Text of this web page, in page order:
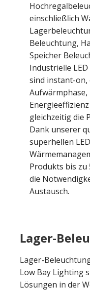
einschließlich
Beleuchtung,
Speicher
Industrielle
sind instant-on,
gleichzeitig die
Dank unserer
superhellen
Produkts bis zu
die
Austausch.
Lager-
Lager-
Low Bay Lighting
Lösungen in der